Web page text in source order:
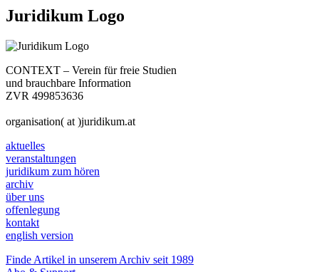
Juridikum Logo
CONTEXT – Verein für freie Studien
und brauchbare Information
ZVR 499853636
organisation( at )juridikum.at
aktuelles
veranstaltungen
juridikum zum hören
archiv
über uns
offenlegung
kontakt
english version
Finde Artikel in unserem Archiv seit 1989